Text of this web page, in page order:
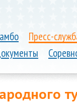
Пресс-